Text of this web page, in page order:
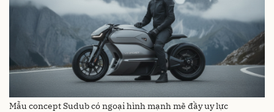
Mẫu concept Sudub có ngoại hình mạnh mẽ đầy uy lực